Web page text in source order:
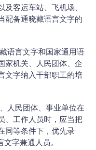
客运车站、飞机场、
配备通晓藏语言文字的
语言文字和国家通用语
家机关、人民团体、企
文字纳入干部职工的培
人民团体、事业单位在
、工作人员时，应当把
同等条件下，优先录
字兼通人员。